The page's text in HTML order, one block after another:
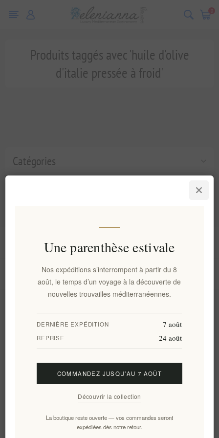
0
Catégories
Produits taggés avec 'huile d'olive
d'italie pressée à froid'
Information
Mon compte
S'abonner Se désinscrire
Une parenthèse estivale
Nos expéditions s’interrompent à partir du 8
août, le temps d’un voyage à la découverte de
nouvelles trouvailles méditerranéennes.
DERNIÈRE EXPÉDITION 7 août
REPRISE 24 août
COMMANDEZ JUSQU’AU 7 AOÛT
Découvrir la collection
La boutique reste ouverte — vos commandes seront
expédiées dès notre retour.